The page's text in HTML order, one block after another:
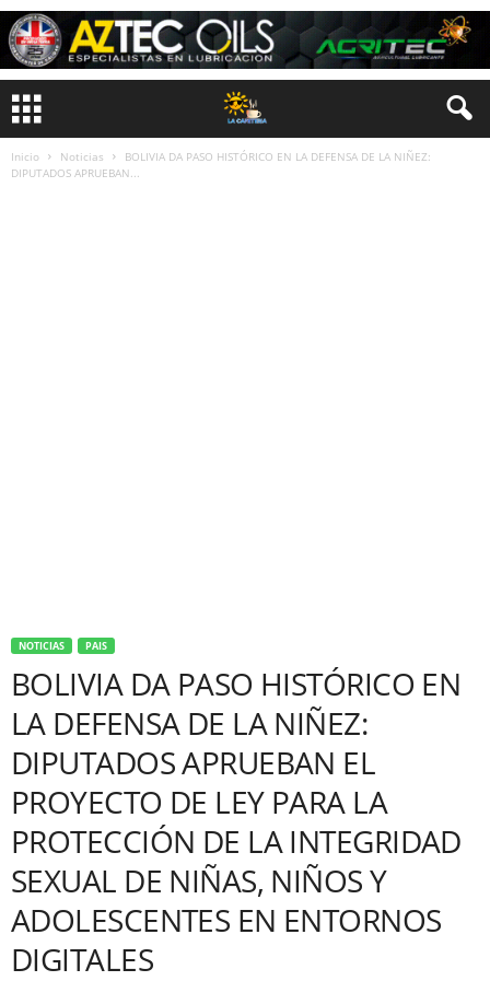
Inicio Noticias
BOLIVIA DA PASO HISTÓRICO EN LA DEFENSA DE LA NIÑEZ:
DIPUTADOS APRUEBAN...
NOTICIAS PAIS
BOLIVIA DA PASO HISTÓRICO EN
LA DEFENSA DE LA NIÑEZ:
DIPUTADOS APRUEBAN EL
PROYECTO DE LEY PARA LA
PROTECCIÓN DE LA INTEGRIDAD
SEXUAL DE NIÑAS, NIÑOS Y
ADOLESCENTES EN ENTORNOS
DIGITALES